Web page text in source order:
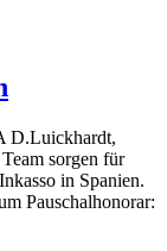
D.Luickhardt,
sorgen für
in Spanien.
Pauschalhonorar: